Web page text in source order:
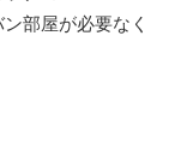
部屋が必要なく